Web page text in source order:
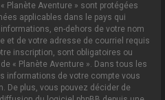
Planète Aventure » sont protégées
applicables dans le pays qui
en-dehors de votre nom
et de votre adresse de courriel requis
inscription, sont obligatoires ou
« Planète Aventure ». Dans tous les
informations de votre compte vous
De plus, vous pouvez décider de